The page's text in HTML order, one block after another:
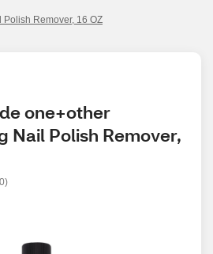
Remover, 16 OZ
one+other
Nail Polish Remover,
)